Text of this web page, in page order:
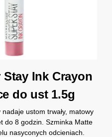
Ink Crayon
do ust 1.5g
ustom trwały, matowy
do 8 godzin. Szminka Matte
nasyconych odcieniach.